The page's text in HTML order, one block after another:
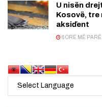
U nisën
Kosovë, tre
aksiďent
6 ORË MË PARË